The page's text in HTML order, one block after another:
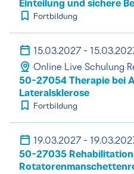
Einteilung und sichere
Fortbildung
15.03.2027 -
Online Live Schulung
50-27054 Therapie bei
Lateralsklerose
Fortbildung
19.03.2027 -
50-27035 Rehabilitation